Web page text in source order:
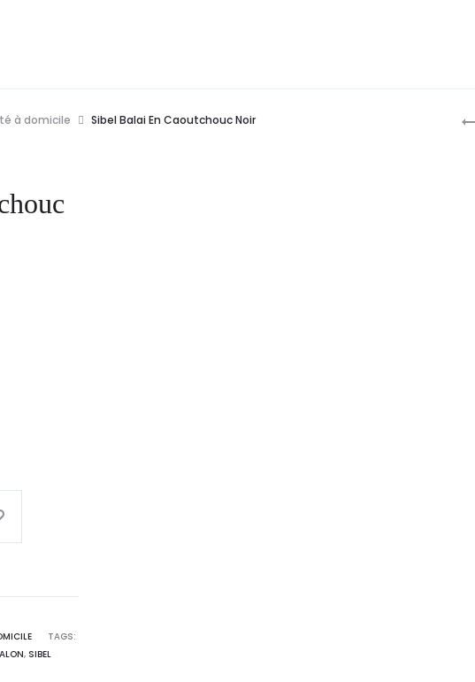
à domicile Sibel Balai En Caoutchouc Noir
TAGS:
, SIBEL